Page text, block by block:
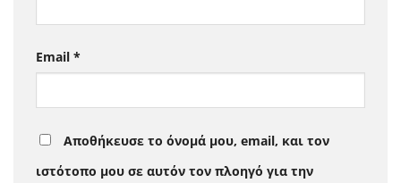
Email *
Αποθήκευσε το όνομά μου, email, και τον
ιστότοπο μου σε αυτόν τον πλοηγό για την